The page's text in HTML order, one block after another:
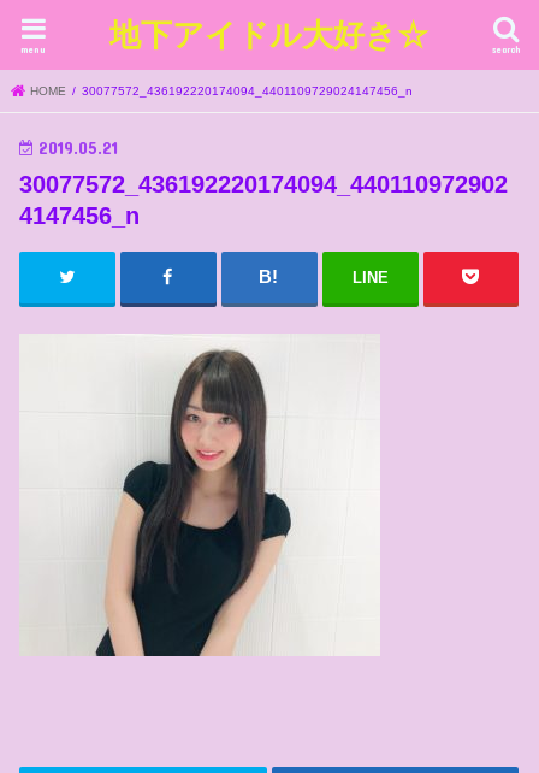
地下アイドル大好き☆ search
menu
HOME 30077572_436192220174094_4401109729024147456_n
2019.05.21
30077572_436192220174094_440110972902
4147456_n
LINE